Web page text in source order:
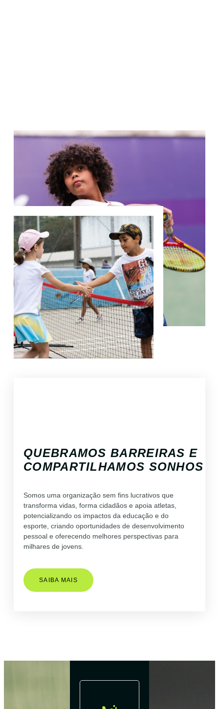
QUEBRAMOS BARREIRAS E
COMPARTILHAMOS SONHOS
Somos uma organização sem fins lucrativos que
transforma vidas, forma cidadãos e apoia atletas,
potencializando os impactos da educação e do
esporte, criando oportunidades de desenvolvimento
pessoal e oferecendo melhores perspectivas para
milhares de jovens.
SAIBA MAIS